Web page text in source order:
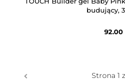
budujący,
92.00